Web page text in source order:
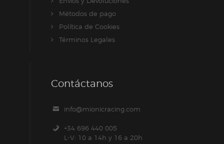
Métodos de pago
Política de Cookies
Términos Legales
Contáctanos
info@mionicracing.com
+34 696 440 005
L-V: 10 a 14h y 16 a 20h